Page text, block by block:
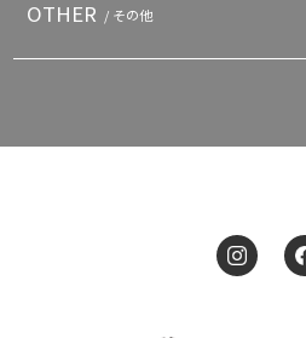
OTHER / その他